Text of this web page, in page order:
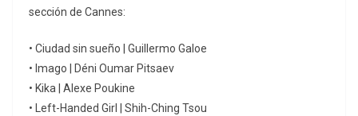
sección de Cannes:
• Ciudad sin sueño | Guillermo Galoe
• Imago | Déni Oumar Pitsaev
• Kika | Alexe Poukine
• Left-Handed Girl | Shih-Ching Tsou